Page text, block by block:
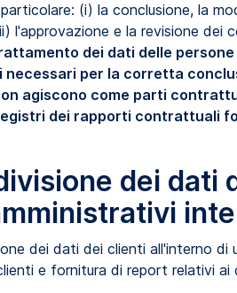
(i) la conclusione, la
l'approvazione e la revisione dei
dei dati delle
necessari per la corretta
agiscono come parti
dei rapporti contrattuali
dei dati
dei dati dei clienti all'interno di
e fornitura di report relativi ai